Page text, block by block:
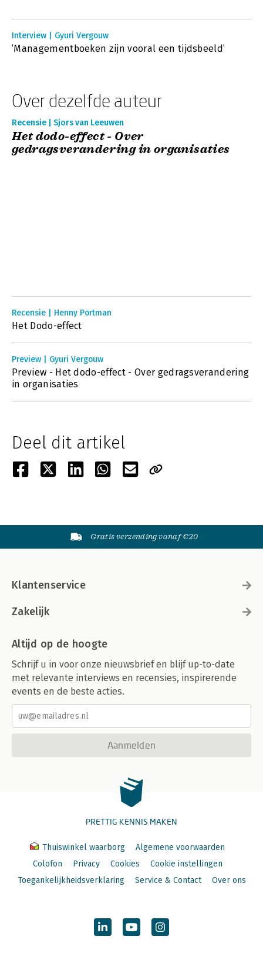
Interview | Gyuri Vergouw
‘Managementboeken zijn vooral een tijdsbeeld’
Over dezelfde auteur
Recensie | Sjors van Leeuwen
Het dodo-effect - Over
gedragsverandering in organisaties
Recensie | Henny Portman
Het Dodo-effect
Preview | Gyuri Vergouw
Preview - Het dodo-effect - Over gedragsverandering
in organisaties
Deel dit artikel
Gratis verzending vanaf €20
Klantenservice
Zakelijk
Altijd op de hoogte
Schrijf u in voor onze nieuwsbrief en blijf up-to-date
met relevante interviews en recensies, inspirerende
events en de beste acties.
Aanmelden
PRETTIG KENNIS MAKEN
Thuiswinkel waarborg
Algemene voorwaarden
Colofon
Privacy Cookies
Cookie instellingen
Toegankelijkheidsverklaring
Service & Contact Over ons